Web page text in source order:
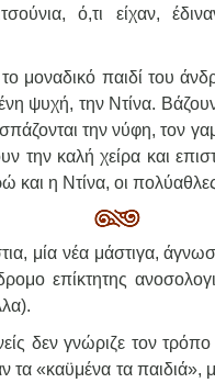
ό,τι είχαν,
μοναδικό παιδί του
ψυχή, την Ντίνα.
την νύφη, τον
την καλή χείρα και
και η Ντίνα, οι
μία νέα μάστιγα,
επίκτητης
δεν γνώριζε τον
«καϋμένα τα παιδιά»,